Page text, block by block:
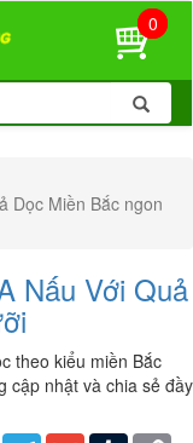
0
Dọc Miền Bắc ngon
Nấu Với Quả
theo kiểu miền Bắc
cập nhật và chia sẻ đầy